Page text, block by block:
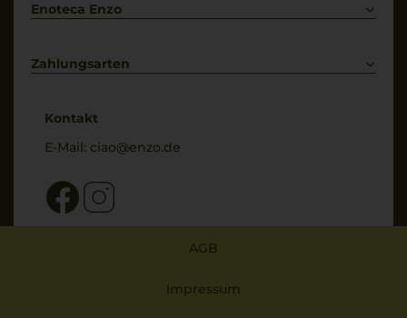
Enoteca Enzo
Bewertungs-Richtlinien
Zahlungsarten
Kontakt
E-Mail: ciao@enzo.de
AGB
Impressum